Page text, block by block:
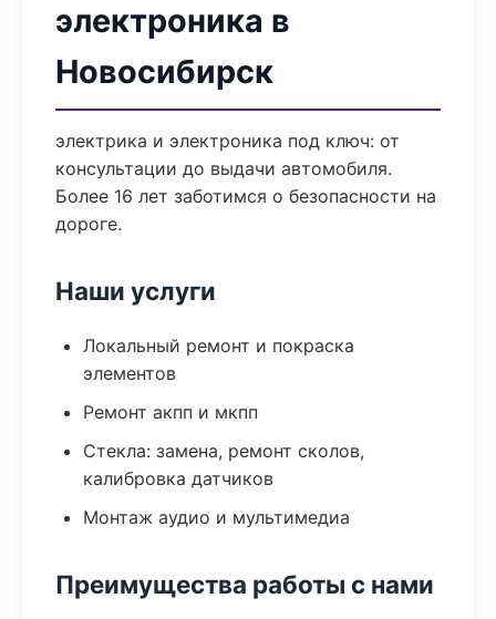
электроника в
Новосибирск
электрика и электроника под ключ: от
консультации до выдачи автомобиля.
Более 16 лет заботимся о безопасности на
дороге.
Наши услуги
Локальный ремонт и покраска
элементов
Ремонт акпп и мкпп
Стекла: замена, ремонт сколов,
калибровка датчиков
Монтаж аудио и мультимедиа
Преимущества работы с нами